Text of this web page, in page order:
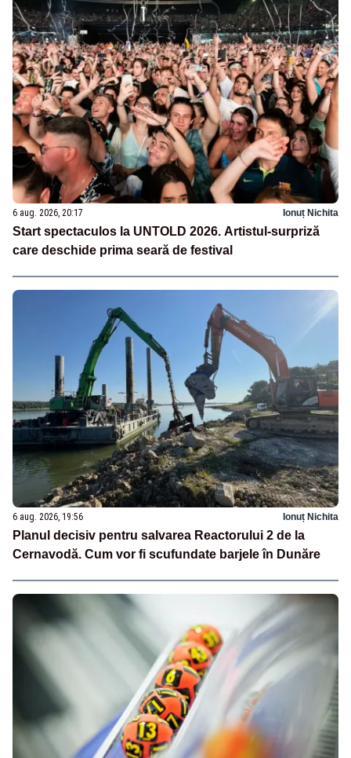
6 aug. 2026, 20:17 Ionuț Nichita
Start spectaculos la UNTOLD 2026. Artistul-surpriză
care deschide prima seară de festival
6 aug. 2026, 19:56 Ionuț Nichita
Planul decisiv pentru salvarea Reactorului 2 de la
Cernavodă. Cum vor fi scufundate barjele în Dunăre